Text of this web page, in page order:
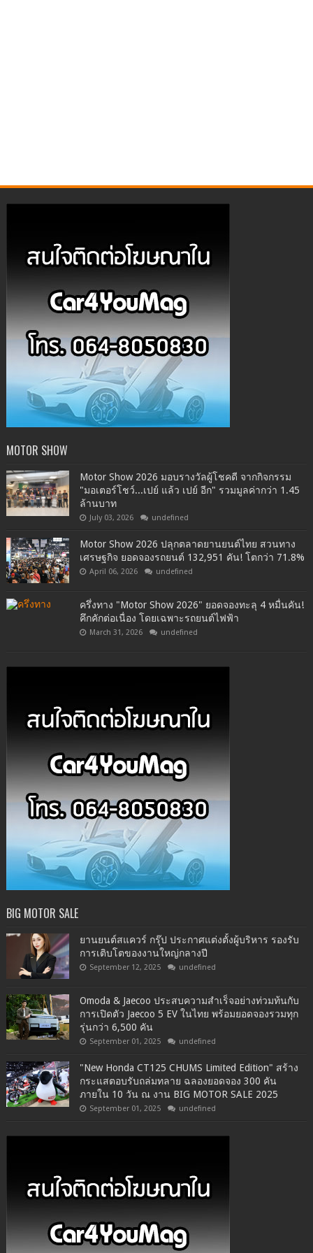
MOTOR SHOW
Motor Show 2026 มอบรางวัลผู้โชคดี จากกิจกรรม
"มอเตอร์โชว์...เปย์ แล้ว เปย์ อีก" รวมมูลค่ากว่า 1.45
ล้านบาท
July 03, 2026 undefined
Motor Show 2026 ปลุกตลาดยานยนต์ไทย สวนทาง
เศรษฐกิจ ยอดจองรถยนต์ 132,951 คัน! โตกว่า 71.8%
April 06, 2026 undefined
ครึ่งทาง "Motor Show 2026" ยอดจองทะลุ 4 หมื่นคัน!
คึกคักต่อเนื่อง โดยเฉพาะรถยนต์ไฟฟ้า
March 31, 2026 undefined
BIG MOTOR SALE
ยานยนต์สแควร์ กรุ๊ป ประกาศแต่งตั้งผู้บริหาร รองรับ
การเติบโตของงานใหญ่กลางปี
September 12, 2025 undefined
Omoda & Jaecoo ประสบความสำเร็จอย่างท่วมท้นกับ
การเปิดตัว Jaecoo 5 EV ในไทย พร้อมยอดจองรวมทุก
รุ่นกว่า 6,500 คัน
September 01, 2025 undefined
"New Honda CT125 CHUMS Limited Edition" สร้าง
กระแสตอบรับถล่มทลาย ฉลองยอดจอง 300 คัน
ภายใน 10 วัน ณ งาน BIG MOTOR SALE 2025
September 01, 2025 undefined